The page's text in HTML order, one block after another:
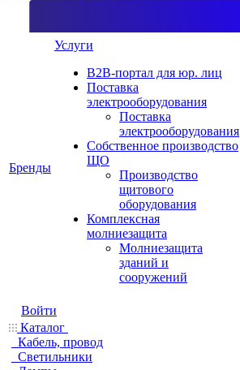
Бренды
Услуги
B2B-портал для юр. лиц
Поставка
электрооборудования
Поставка
электрооборудования
Собственное производство
ЩО
Производство
щитового
оборудования
Комплексная
молниезащита
Молниезащита
зданий и
сооружений
Войти
Каталог
Кабель, провод
Светильники